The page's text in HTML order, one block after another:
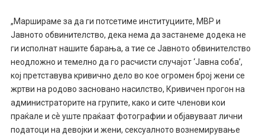
„Маршираме за да ги потсетиме институциите, МВР и
Јавното обвинителство, дека нема да застанеме додека не
ги исполнат нашите барања, а тие се Јавното обвинителство
неодложно и темелно да го расчисти случајот ‘Јавна соба’,
кој претставува кривично дело во кое огромен број жени се
жртви на родово засновано насилство, Кривичен прогон на
администраторите на групите, како и сите членови кои
праќале и сѐ уште праќаат фотографии и објавуваат лични
податоци на девојки и жени, сексуалното вознемирување